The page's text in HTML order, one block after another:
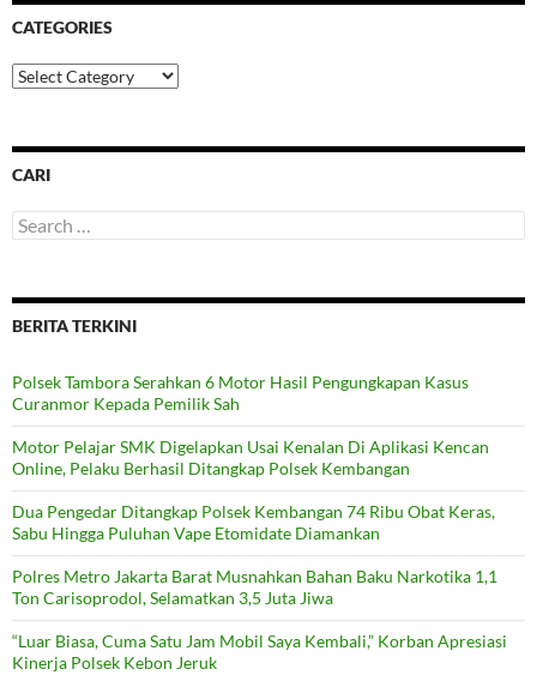
CATEGORIES
Categories
CARI
Search
for:
BERITA TERKINI
Polsek Tambora Serahkan 6 Motor Hasil Pengungkapan Kasus
Curanmor Kepada Pemilik Sah
Motor Pelajar SMK Digelapkan Usai Kenalan Di Aplikasi Kencan
Online, Pelaku Berhasil Ditangkap Polsek Kembangan
Dua Pengedar Ditangkap Polsek Kembangan 74 Ribu Obat Keras,
Sabu Hingga Puluhan Vape Etomidate Diamankan
Polres Metro Jakarta Barat Musnahkan Bahan Baku Narkotika 1,1
Ton Carisoprodol, Selamatkan 3,5 Juta Jiwa
“Luar Biasa, Cuma Satu Jam Mobil Saya Kembali,” Korban Apresiasi
Kinerja Polsek Kebon Jeruk